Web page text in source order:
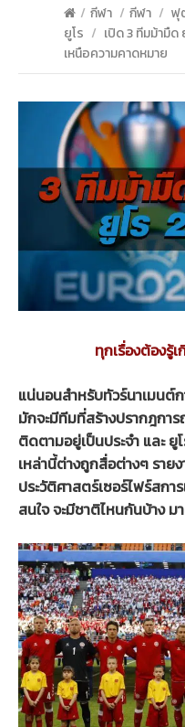
/ กีฬา / กีฬา / ฟุ
ยูโร / เปิด 3 ทีมม้ามื
เหนือความคาดหมาย
ทุกเรื่องต้องรู้
แน่นอนสำหรับทัวร์นาเมน
มักจะมีทีมที่สร้างปรากฎก
ติดตามอยู่เป็นประจำ และ
เหล่านี้ต่างถูกสื่อต่างๆ ราย
ประวัติศาสตร์เซอร์ไฟร์สก
สนใจ จะมีชาติไหนกันบ้าง ม